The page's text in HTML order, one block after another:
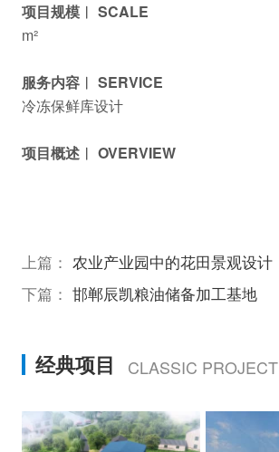
项目规模︱ SCALE
m²
服务内容︱ SERVICE
冷冻保鲜库设计
项目概述︱ OVERVIEW
上篇： 农业产业园中的花田景观设计
下篇： 邯郸辰凯粮油储备加工基地
经典项目 CLASSIC PROJECT